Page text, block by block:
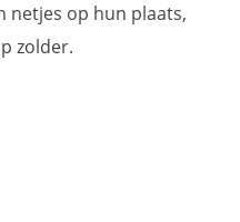
netjes op hun plaats,
zolder.